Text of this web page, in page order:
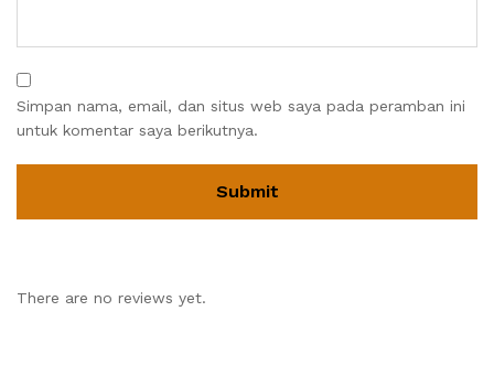
Simpan nama, email, dan situs web saya pada peramban ini
untuk komentar saya berikutnya.
There are no reviews yet.